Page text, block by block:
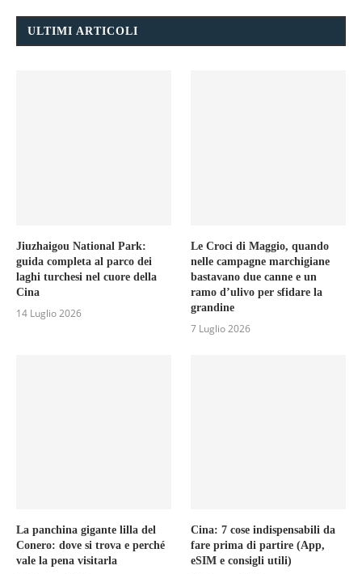
ULTIMI ARTICOLI
Jiuzhaigou National Park:
guida completa al parco dei
laghi turchesi nel cuore della
Cina
14 Luglio 2026
Le Croci di Maggio, quando
nelle campagne marchigiane
bastavano due canne e un
ramo d’ulivo per sfidare la
grandine
7 Luglio 2026
La panchina gigante lilla del
Conero: dove si trova e perché
vale la pena visitarla
Cina: 7 cose indispensabili da
fare prima di partire (App,
eSIM e consigli utili)